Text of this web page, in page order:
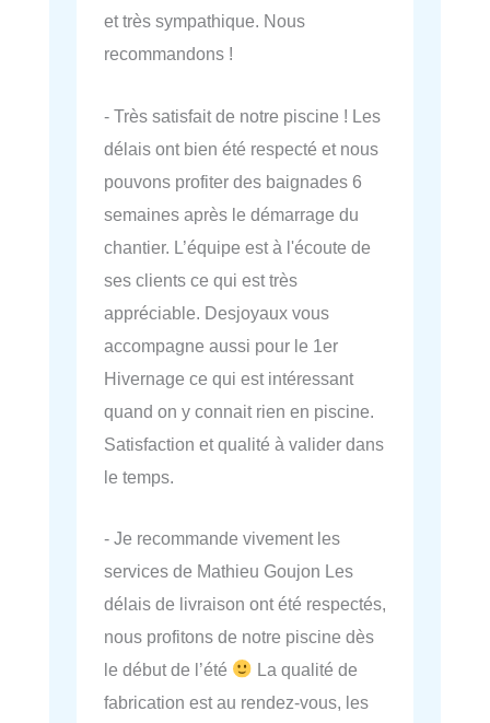
et très sympathique. Nous
recommandons !
- Très satisfait de notre piscine ! Les
délais ont bien été respecté et nous
pouvons profiter des baignades 6
semaines après le démarrage du
chantier. L’équipe est à l'écoute de
ses clients ce qui est très
appréciable. Desjoyaux vous
accompagne aussi pour le 1er
Hivernage ce qui est intéressant
quand on y connait rien en piscine.
Satisfaction et qualité à valider dans
le temps.
- Je recommande vivement les
services de Mathieu Goujon Les
délais de livraison ont été respectés,
nous profitons de notre piscine dès
le début de l’été
La qualité de
fabrication est au rendez-vous, les